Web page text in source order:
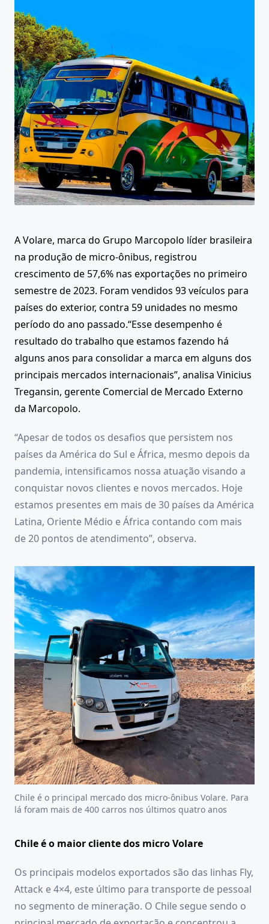
A Volare, marca do Grupo Marcopolo líder brasileira
na produção de micro-ônibus, registrou
crescimento de 57,6% nas exportações no primeiro
semestre de 2023. Foram vendidos 93 veículos para
países do exterior, contra 59 unidades no mesmo
período do ano passado.“Esse desempenho é
resultado do trabalho que estamos fazendo há
alguns anos para consolidar a marca em alguns dos
principais mercados internacionais”, analisa Vinicius
Tregansin, gerente Comercial de Mercado Externo
da Marcopolo.
“Apesar de todos os desafios que persistem nos
países da América do Sul e África, mesmo depois da
pandemia, intensificamos nossa atuação visando a
conquistar novos clientes e novos mercados. Hoje
estamos presentes em mais de 30 países da América
Latina, Oriente Médio e África contando com mais
de 20 pontos de atendimento”, observa.
Chile é o principal mercado dos micro-ônibus Volare. Para
lá foram mais de 400 carros nos últimos quatro anos
Chile é o maior cliente dos micro Volare
Os principais modelos exportados são das linhas Fly,
Attack e 4×4, este último para transporte de pessoal
no segmento de mineração. O Chile segue sendo o